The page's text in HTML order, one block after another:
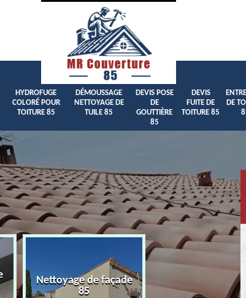
HYDROFUGE
COLORÉ POUR
TOITURE 85
DÉMOUSSAGE
NETTOYAGE DE
TUILE 85
DEVIS POSE
DE
GOUTTIÈRE
85
DEVIS
FUITE DE
TOITURE 85
DE
Nettoyage de façade
85
Devis nettoyage
toiture 85